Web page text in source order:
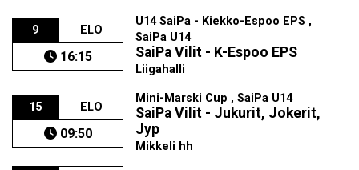
9 ELO
16:15
U14 SaiPa - Kiekko-Espoo EPS ,
SaiPa U14
SaiPa Vilit - K-Espoo EPS
Liigahalli
15 ELO
09:50
Mini-Marski Cup , SaiPa U14
SaiPa Vilit - Jukurit, Jokerit,
Jyp
Mikkeli hh